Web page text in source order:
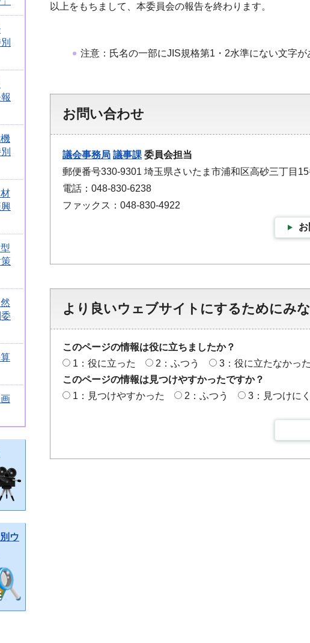
ウ
以上をもちまして、本委員会の報告を終わります。
注意：氏名の一部にJIS規格第1・2水準にない文字
お問い合わせ
議会事務局 議事課委員会担当
郵便番号330-9301 埼玉県さいたま市浦和区高砂三丁目
電話：048-830-6238
ファックス：048-830-4922
より良いウェブサイトにするためにみ
このページの情報は役に立ちましたか？
1：役に立った
2：ふつう
3：役に立たなかった
このページの情報は見つけやすかったですか？
1：見つけやすかった
2：ふつう 3：見つけに